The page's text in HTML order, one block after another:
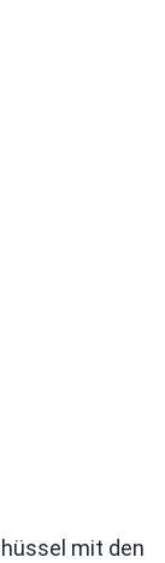
mit den